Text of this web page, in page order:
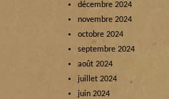
décembre 2024
novembre 2024
octobre 2024
septembre 2024
août 2024
juillet 2024
juin 2024